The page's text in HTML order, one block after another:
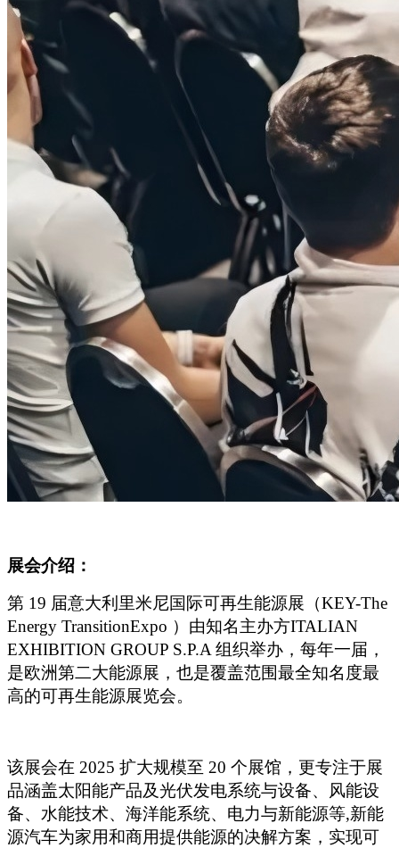
展会介绍：
第 19 届意大利里米尼国际可再生能源展（KEY-The
Energy TransitionExpo ）由知名主办方ITALIAN
EXHIBITION GROUP S.P.A 组织举办，每年一届，
是欧洲第二大能源展，也是覆盖范围最全知名度最
高的可再生能源展览会。
该展会在 2025 扩大规模至 20 个展馆，更专注于展
品涵盖太阳能产品及光伏发电系统与设备、风能设
备、水能技术、海洋能系统、电力与新能源等,新能
源汽车为家用和商用提供能源的决解方案，实现可